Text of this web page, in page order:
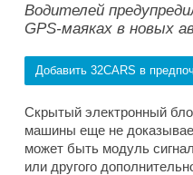
Водителей
GPS-маяках в новых
Добавить 32CARS в
Скрытый электронный
машины еще не
может быть модуль
или другого